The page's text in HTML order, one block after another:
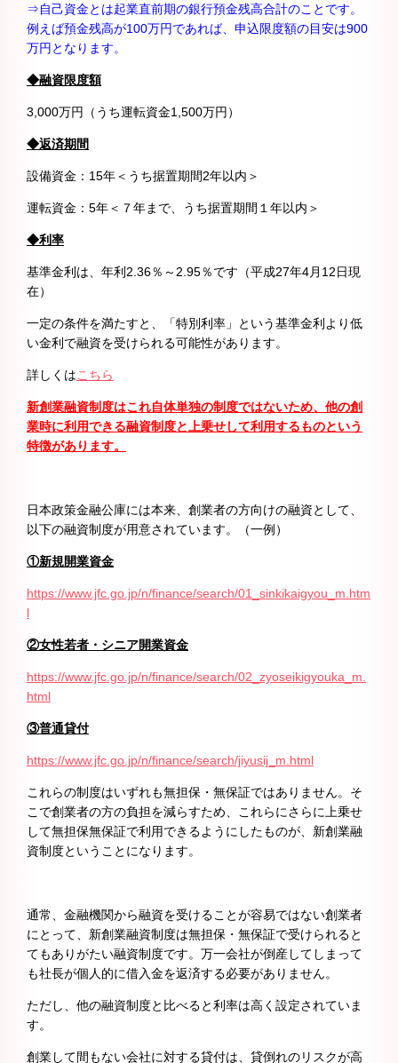
⇒自己資金とは起業直前期の銀行預金残高合計のことです。
例えば預金残高が100万円であれば、申込限度額の目安は900
万円となります。
◆融資限度額
3,000万円（うち運転資金1,500万円）
◆返済期間
設備資金：15年＜うち据置期間2年以内＞
運転資金：5年＜７年まで、うち据置期間１年以内＞
◆利率
基準金利は、年利2.36％～2.95％です（平成27年4月12日現
在）
一定の条件を満たすと、「特別利率」という基準金利より低
い金利で融資を受けられる可能性があります。
詳しくはこちら
新創業融資制度はこれ自体単独の制度ではないため、 他の創
業時に利用できる融資制度と上乗せして利用するものという
特徴があります。
日本政策金融公庫には本来、創業者の方向けの融資として、
以下の融資制度が用意されています。（一例）
①新規開業資金
https://www.jfc.go.jp/n/finance/search/01_sinkikaigyou_m.htm
l
②女性若者・シニア開業資金
https://www.jfc.go.jp/n/finance/search/02_zyoseikigyouka_m.
html
③普通貸付
https://www.jfc.go.jp/n/finance/search/jiyusij_m.html
これらの制度はいずれも無担保・無保証ではありません。そ
こで創業者の方の負担を減らすため、これらにさらに上乗せ
して無担保無保証で利用できるようにしたものが、新創業融
資制度ということになります。
通常、金融機関から融資を受けることが容易ではない創業者
にとって、新創業融資制度は無担保・無保証で受けられると
てもありがたい融資制度です。万一会社が倒産してしまって
も社長が個人的に借入金を返済する必要がありません。
ただし、他の融資制度と比べると利率は高く設定されていま
す。
創業して間もない会社に対する貸付は、貸倒れのリスクが高